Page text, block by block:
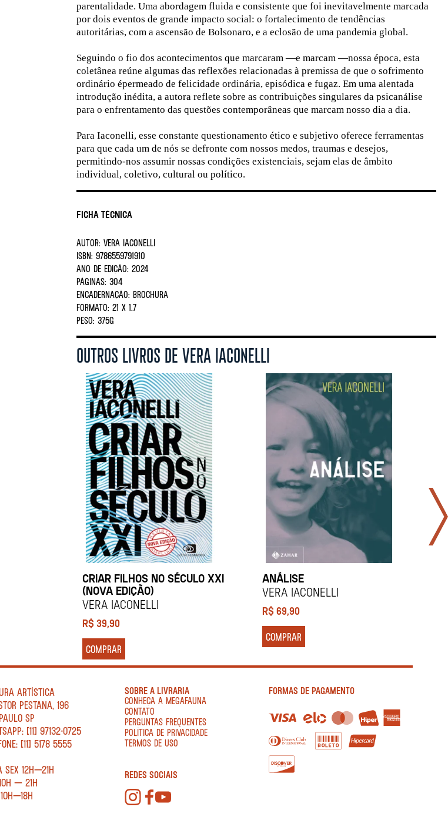
Ficha Técnica
AUTOR: Vera Iaconelli
ISBN: 9786559791910
ANO DE EDIÇÃO: 2024
PÁGINAS: 304
ENCADERNAÇÃO: BROCHURA
FORMATO: 21 X 1.7
PESO: 375G
parentalidade. Uma abordagem fluida e consistente que foi inevitavelmente marcada
por dois eventos de grande impacto social: o fortalecimento de tendências
autoritárias, com a ascensão de Bolsonaro, e a eclosão de uma pandemia global.
Seguindo o fio dos acontecimentos que marcaram —e marcam —nossa época, esta
coletânea reúne algumas das reflexões relacionadas à premissa de que o sofrimento
ordinário épermeado de felicidade ordinária, episódica e fugaz. Em uma alentada
introdução inédita, a autora reflete sobre as contribuições singulares da psicanálise
para o enfrentamento das questões contemporâneas que marcam nosso dia a dia.
Para Iaconelli, esse constante questionamento ético e subjetivo oferece ferramentas
para que cada um de nós se defronte com nossos medos, traumas e desejos,
permitindo-nos assumir nossas condições existenciais, sejam elas de âmbito
individual, coletivo, cultural ou político.
OUTROS LIVROS DE VERA IACONELLI
CRIAR FILHOS NO SÉCULO XXI
(NOVA EDIÇÃO)
Vera Iaconelli
R$39,90
COMPRAR
ANÁLISE
Vera Iaconelli
R$69,90
COMPRAR
ARTÍSTICA
PESTANA, 196
SP
[11] 97132-0725
[11] 5178 5555
SEX 12H—21H
— 21H
SOBRE A LIVRARIA
CONHEÇA A MEGAFAUNA
CONTATO
PERGUNTAS FREQUENTES
POLÍTICA DE PRIVACIDADE
TERMOS DE USO
REDES SOCIAIS
FORMAS DE PAGAMENTO